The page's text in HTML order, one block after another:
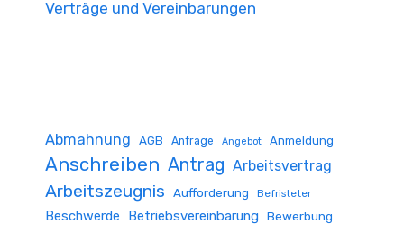
Verträge und Vereinbarungen
Abmahnung AGB Anfrage Angebot Anmeldung
Anschreiben Antrag Arbeitsvertrag
Arbeitszeugnis Aufforderung Befristeter
Beschwerde Betriebsvereinbarung Bewerbung